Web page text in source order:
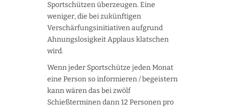
Sportschützen überzeugen. Eine
weniger, die bei zukünftigen
Verschärfungsinitiativen aufgrund
Ahnungslosigkeit Applaus klatschen
wird.
Wenn jeder Sportschütze jeden Monat
eine Person so informieren / begeistern
kann wären das bei zwölf
Schießterminen dann 12 Personen pro